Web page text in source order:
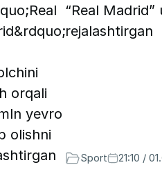
“Real
rejalashtirgan
Sport 21:10 /